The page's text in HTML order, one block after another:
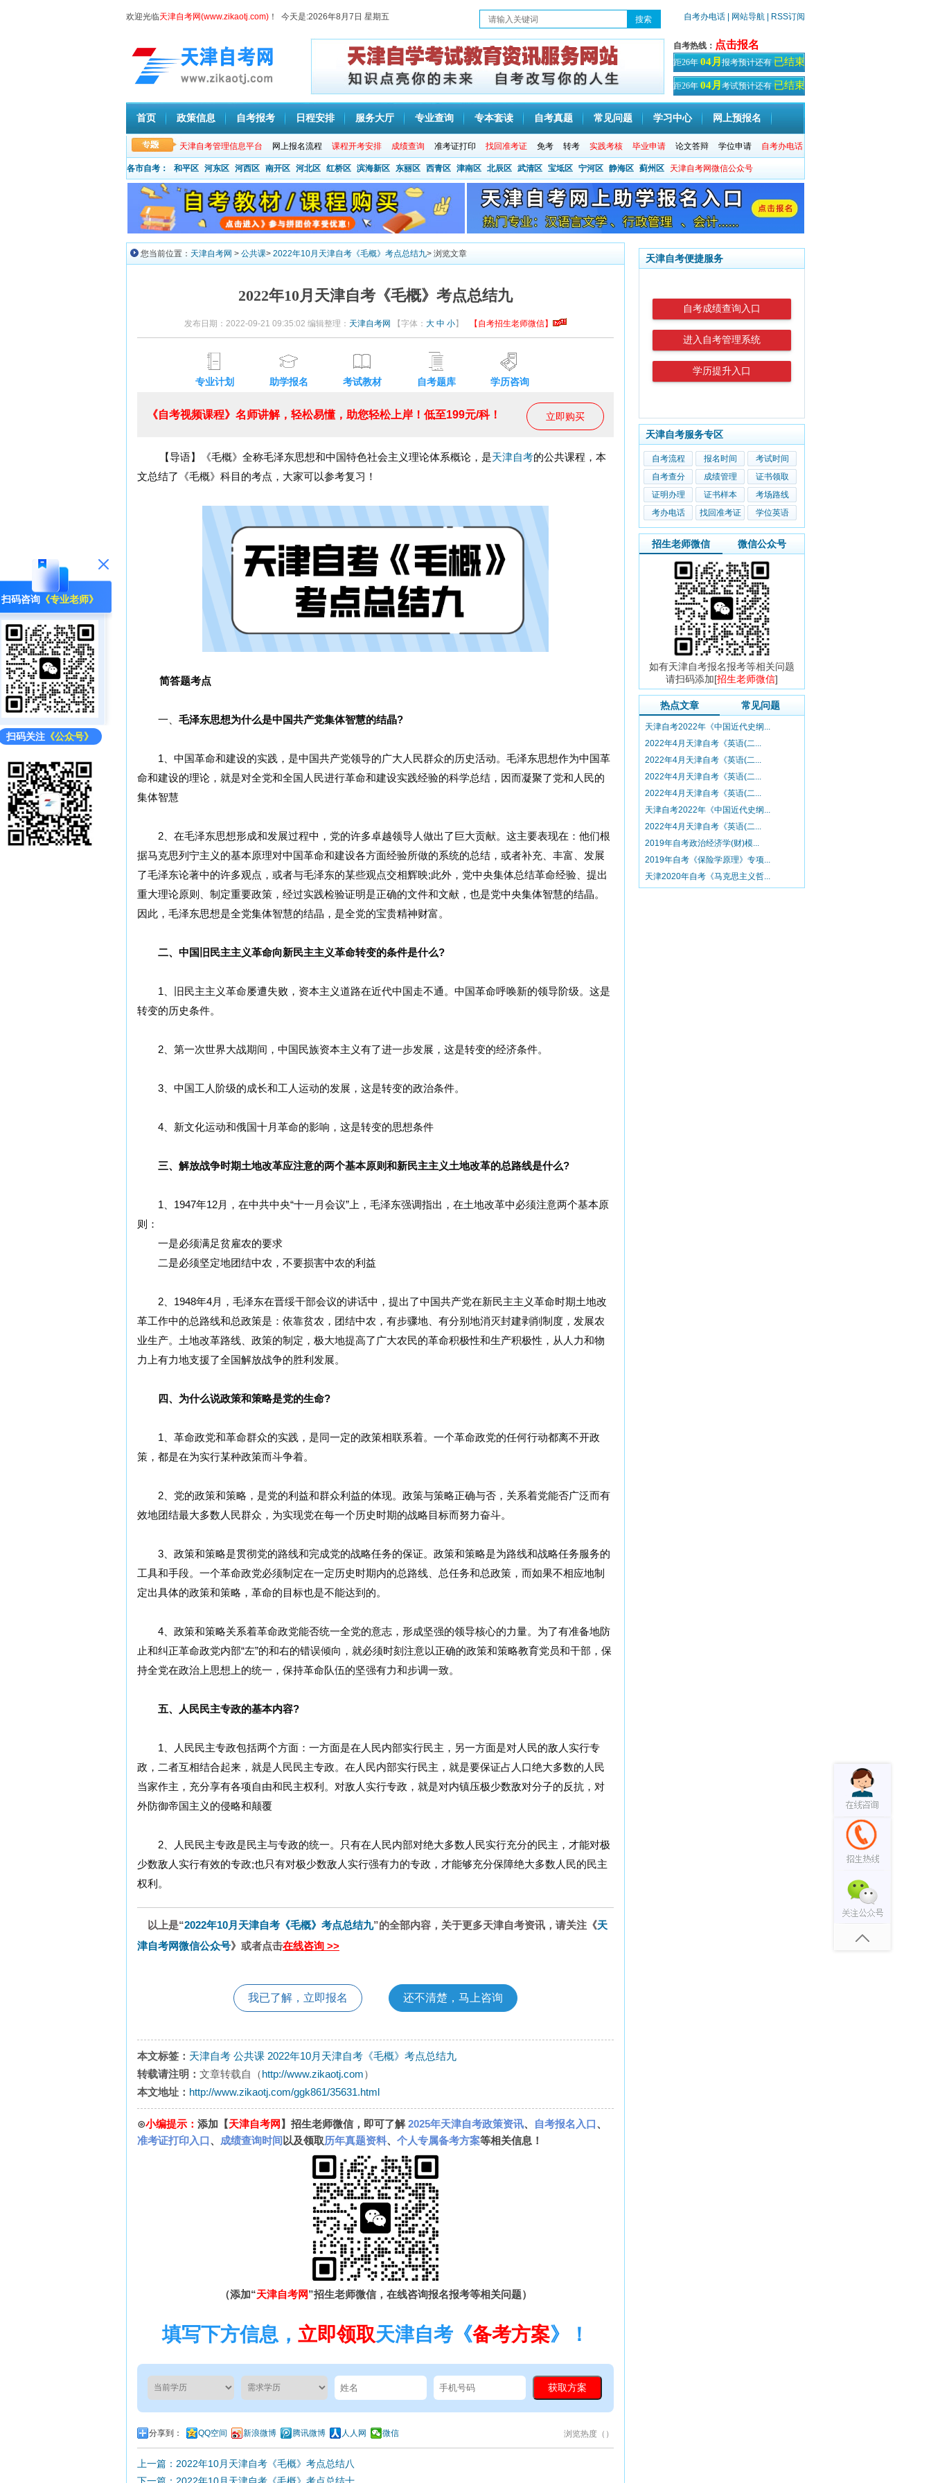
扫码咨询 《专业老师》
扫码关注 《公众号》
欢迎光临天津自考网(www.zikaotj.com) ！ 今天是:2026年8月7日 星期五 自考办电话 | 网站导航 | RSS订阅
自考热线： 点击报名
距26年 04月 报考预计还有 已结束
天！
距26年 04月 考试预计还有 已结束
天
首页 政策信息 自考报考 日程安排 服务大厅 专业查询 专本套读 自考真题 常见问题 学习中心 网上预报名
天津自考管理信息平台 网上报名流程 课程开考安排 成绩查询 准考证打印 找回准考证 免考 转考 实践考核 毕业申请 论文答辩 学位申请 自考办电话
各市自考： 和平区 河东区 河西区 南开区 河北区 红桥区 滨海新区 东丽区 西青区 津南区 北辰区 武清区 宝坻区 宁河区 静海区 蓟州区 天津自考网微信公众号
您当前位置： 天津自考网 > 公共课> 2022年10月天津自考《毛概》考点总结九> 浏览文章
2022年10月天津自考《毛概》考点总结九
发布日期：2022-09-21 09:35:02 编辑整理： 天津自考网 【字体： 大 中 小】 【自考招生老师微信】
专业计划 助学报名 考试教材 自考题库 学历咨询
立即购买
《自考视频课程》名师讲解，轻松易懂，助您轻松上岸！低至199元/科！
【导语】《毛概》全称毛泽东思想和中国特色社会主义理论体系概论，是天津自考的公共课程，本
文总结了《毛概》科目的考点，大家可以参考复习！
简答题考点
一、 毛泽东思想为什么是中国共产党集体智慧的结晶?
1、中国革命和建设的实践，是中国共产党领导的广大人民群众的历史活动。毛泽东思想作为中国革
命和建设的理论，就是对全党和全国人民进行革命和建设实践经验的科学总结，因而凝聚了党和人民的
集体智慧
2、在毛泽东思想形成和发展过程中，党的许多卓越领导人做出了巨大贡献。这主要表现在：他们根
据马克思列宁主义的基本原理对中国革命和建设各方面经验所做的系统的总结，或者补充、丰富、发展
了毛泽东论著中的许多观点，或者与毛泽东的某些观点交相辉映;此外，党中央集体总结革命经验、提出
重大理论原则、制定重要政策，经过实践检验证明是正确的文件和文献，也是党中央集体智慧的结晶。
因此，毛泽东思想是全党集体智慧的结晶，是全党的宝贵精神财富。
二、中国旧民主主义革命向新民主主义革命转变的条件是什么?
1、旧民主主义革命屡遭失败，资本主义道路在近代中国走不通。中国革命呼唤新的领导阶级。这是
转变的历史条件。
2、第一次世界大战期间，中国民族资本主义有了进一步发展，这是转变的经济条件。
3、中国工人阶级的成长和工人运动的发展，这是转变的政治条件。
4、新文化运动和俄国十月革命的影响，这是转变的思想条件
三、解放战争时期土地改革应注意的两个基本原则和新民主主义土地改革的总路线是什么?
1、1947年12月，在中共中央“十一月会议”上，毛泽东强调指出，在土地改革中必须注意两个基本原
则：
一是必须满足贫雇农的要求
二是必须坚定地团结中农，不要损害中农的利益
2、1948年4月，毛泽东在晋绥干部会议的讲话中，提出了中国共产党在新民主主义革命时期土地改
革工作中的总路线和总政策是：依靠贫农，团结中农，有步骤地、有分别地消灭封建剥削制度，发展农
业生产。土地改革路线、政策的制定，极大地提高了广大农民的革命积极性和生产积极性，从人力和物
力上有力地支援了全国解放战争的胜利发展。
四、为什么说政策和策略是党的生命?
1、革命政党和革命群众的实践，是同一定的政策相联系着。一个革命政党的任何行动都离不开政
策，都是在为实行某种政策而斗争着。
2、党的政策和策略，是党的利益和群众利益的体现。政策与策略正确与否，关系着党能否广泛而有
效地团结最大多数人民群众，为实现党在每一个历史时期的战略目标而努力奋斗。
3、政策和策略是贯彻党的路线和完成党的战略任务的保证。政策和策略是为路线和战略任务服务的
工具和手段。一个革命政党必须制定在一定历史时期内的总路线、总任务和总政策，而如果不相应地制
定出具体的政策和策略，革命的目标也是不能达到的。
4、政策和策略关系着革命政党能否统一全党的意志，形成坚强的领导核心的力量。为了有准备地防
止和纠正革命政党内部“左”的和右的错误倾向，就必须时刻注意以正确的政策和策略教育党员和干部，保
持全党在政治上思想上的统一，保持革命队伍的坚强有力和步调一致。
五、人民民主专政的基本内容?
1、人民民主专政包括两个方面：一方面是在人民内部实行民主，另一方面是对人民的敌人实行专
政，二者互相结合起来，就是人民民主专政。在人民内部实行民主，就是要保证占人口绝大多数的人民
当家作主，充分享有各项自由和民主权利。对敌人实行专政，就是对内镇压极少数敌对分子的反抗，对
外防御帝国主义的侵略和颠覆
2、人民民主专政是民主与专政的统一。只有在人民内部对绝大多数人民实行充分的民主，才能对极
少数敌人实行有效的专政;也只有对极少数敌人实行强有力的专政，才能够充分保障绝大多数人民的民主
权利。
以上是“2022年10月天津自考《毛概》考点总结九”的全部内容，关于更多天津自考资讯，请关注《天
津自考网微信公众号》或者点击在线咨询 >>
我已了解，立即报名 还不清楚，马上咨询
本文标签： 天津自考 公共课 2022年10月天津自考《毛概》考点总结九
转载请注明： 文章转载自（http://www.zikaotj.com）
本文地址： http://www.zikaotj.com/ggk861/35631.html
⊙小编提示： 添加【天津自考网 】招生老师微信，即可了解2025年天津自考政策资讯、 自考报名入口、
准考证打印入口、 成绩查询时间 以及领取历年真题资料、 个人专属备考方案等相关信息！
（添加“天津自考网”招生老师微信，在线咨询报名报考等相关问题）
填写下方信息， 立即领取天津自考《备考方案》！
分享到： QQ空间 新浪微博 腾讯微博 人人网 微信 浏览热度（ ）
上一篇：2022年10月天津自考《毛概》考点总结八
天津自考便捷服务
自考成绩查询入口
进入自考管理系统
学历提升入口
天津自考服务专区
自考流程 报名时间
考试时间
自考查分
成绩管理
证书领取
证明办理
证书样本
考场路线
考办电话
找回准考证 学位英语
招生老师微信 微信公众号
如有天津自考报名报考等相关问题
请扫码添加[招生老师微信]
热点文章 常见问题
天津自考2022年《中国近代史纲...
2022年4月天津自考《英语(二...
2022年4月天津自考《英语(二...
2022年4月天津自考《英语(二...
2022年4月天津自考《英语(二...
天津自考2022年《中国近代史纲...
2022年4月天津自考《英语(二...
2019年自考政治经济学(财)模...
2019年自考《保险学原理》专项...
天津2020年自考《马克思主义哲...